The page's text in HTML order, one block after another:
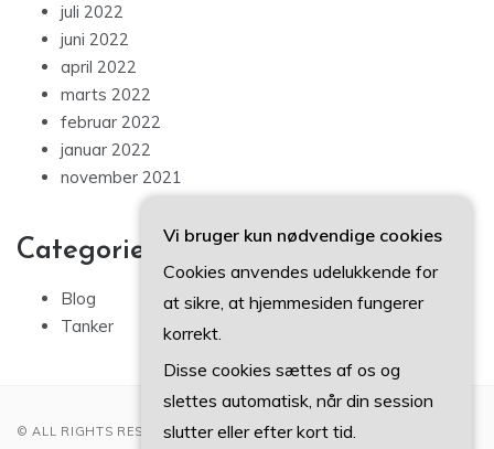
juli 2022
juni 2022
april 2022
marts 2022
februar 2022
januar 2022
november 2021
Categories
Blog
Tanker
© ALL RIGHTS RESERVED 2022
Vi bruger kun nødvendige cookies
Cookies anvendes udelukkende for
at sikre, at hjemmesiden fungerer
korrekt.
Disse cookies sættes af os og
slettes automatisk, når din session
slutter eller efter kort tid.